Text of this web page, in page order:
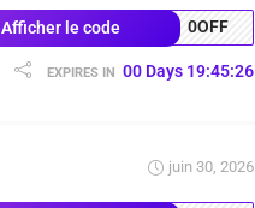
Afficher le code 0OFF
EXPIRES IN 00 Days 19:45:25
juin 30, 2026